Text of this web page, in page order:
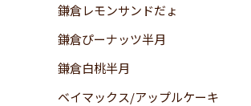
鎌倉レモンサンドだょ
鎌倉ぴーナッツ半月
鎌倉白桃半月
ベイマックス/アップルケーキ